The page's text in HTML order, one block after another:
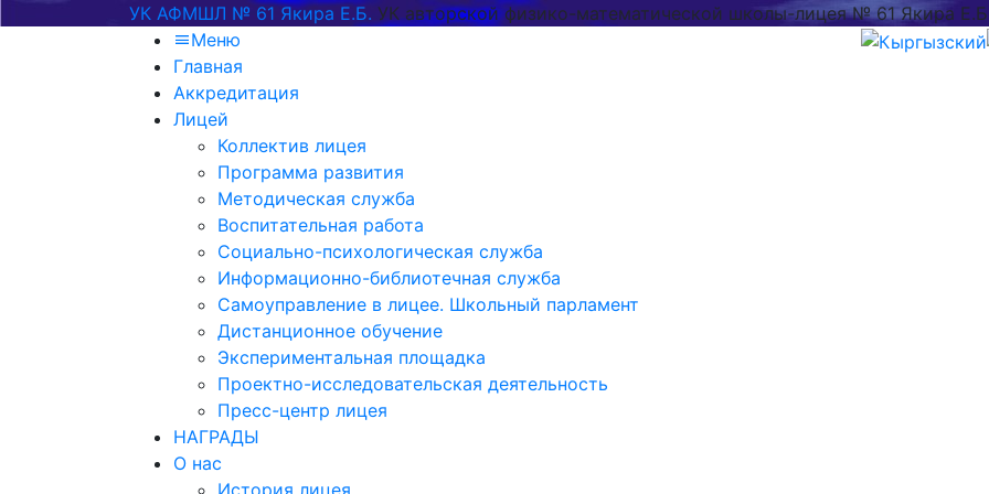
УК АФМШЛ № 61 Якира Е.Б. УК авторской физико-математической школы-лицея № 61 Якира
Меню
Главная
Аккредитация
Лицей
Коллектив лицея
Программа развития
Методическая служба
Воспитательная работа
Социально-психологическая служба
Информационно-библиотечная служба
Самоуправление в лицее. Школьный парламент
Дистанционное обучение
Экспериментальная площадка
Проектно-исследовательская деятельность
Пресс-центр лицея
НАГРАДЫ
О нас
История лицея